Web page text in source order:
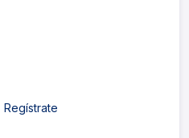
Regístrate